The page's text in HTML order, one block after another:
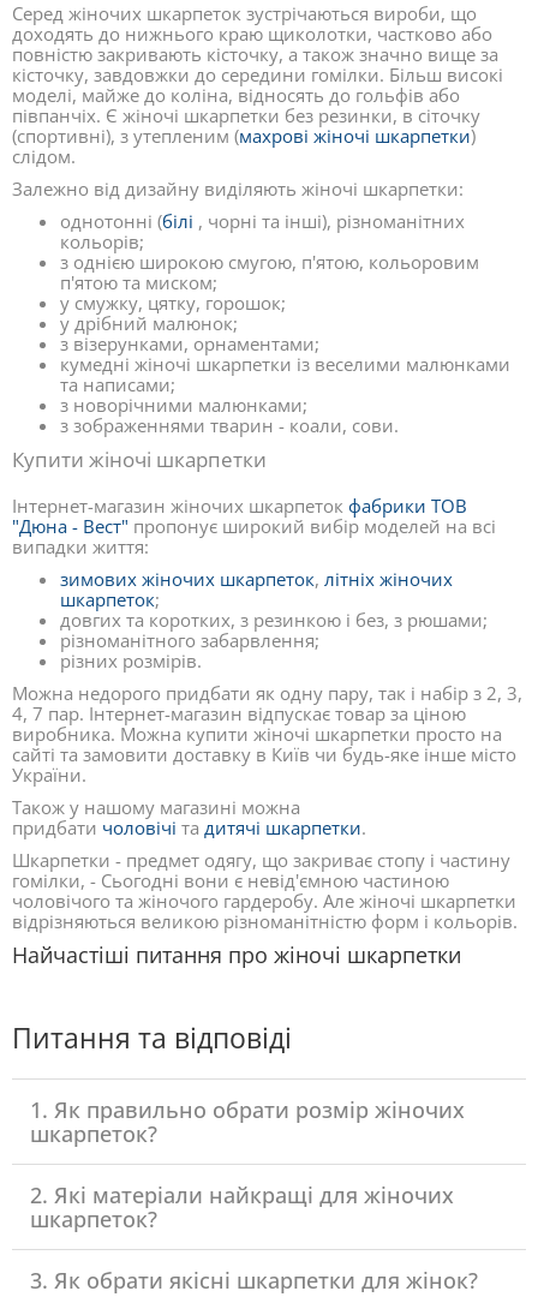
Серед жіночих шкарпеток зустрічаються вироби, що
доходять до нижнього краю щиколотки, частково або
повністю закривають кісточку, а також значно вище за
кісточку, завдовжки до середини гомілки. Більш високі
моделі, майже до коліна, відносять до гольфів або
півпанчіх. Є жіночі шкарпетки без резинки, в сіточку
(спортивні), з утепленим (махрові жіночі шкарпетки)
слідом.
Залежно від дизайну виділяють жіночі шкарпетки:
однотонні (білі , чорні та інші), різноманітних
кольорів;
з однією широкою смугою, п'ятою, кольоровим
п'ятою та миском;
у смужку, цятку, горошок;
у дрібний малюнок;
з візерунками, орнаментами;
кумедні жіночі шкарпетки із веселими малюнками
та написами;
з новорічними малюнками;
з зображеннями тварин - коали, сови.
Купити жіночі шкарпетки
Інтернет-магазин жіночих шкарпеток фабрики ТОВ
"Дюна - Вест" пропонує широкий вибір моделей на всі
випадки життя:
зимових жіночих шкарпеток, літніх жіночих
шкарпеток;
довгих та коротких, з резинкою і без, з рюшами;
різноманітного забарвлення;
різних розмірів.
Можна недорого придбати як одну пару, так і набір з 2, 3,
4, 7 пар. Інтернет-магазин відпускає товар за ціною
виробника. Можна купити жіночі шкарпетки просто на
сайті та замовити доставку в Київ чи будь-яке інше місто
України.
Також у нашому магазині можна
придбати чоловічі та дитячі шкарпетки.
Шкарпетки - предмет одягу, що закриває стопу і частину
гомілки, - Сьогодні вони є невід'ємною частиною
чоловічого та жіночого гардеробу. Але жіночі шкарпетки
відрізняються великою різноманітністю форм і кольорів.
Найчастіші питання про жіночі шкарпетки
Питання та відповіді
1. Як правильно обрати розмір жіночих
шкарпеток?
2. Які матеріали найкращі для жіночих
шкарпеток?
3. Як обрати якісні шкарпетки для жінок?